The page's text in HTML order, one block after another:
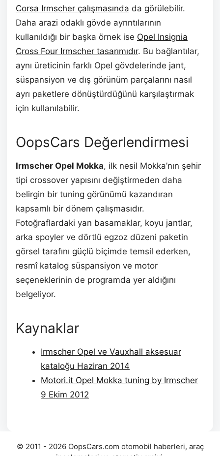
Corsa Irmscher çalışmasında da görülebilir.
Daha arazi odaklı gövde ayrıntılarının
kullanıldığı bir başka örnek ise Opel Insignia
Cross Four Irmscher tasarımıdır. Bu bağlantılar,
aynı üreticinin farklı Opel gövdelerinde jant,
süspansiyon ve dış görünüm parçalarını nasıl
ayrı paketlere dönüştürdüğünü karşılaştırmak
için kullanılabilir.
OopsCars Değerlendirmesi
Irmscher Opel Mokka, ilk nesil Mokka’nın şehir
tipi crossover yapısını değiştirmeden daha
belirgin bir tuning görünümü kazandıran
kapsamlı bir dönem çalışmasıdır.
Fotoğraflardaki yan basamaklar, koyu jantlar,
arka spoyler ve dörtlü egzoz düzeni paketin
görsel tarafını güçlü biçimde temsil ederken,
resmî katalog süspansiyon ve motor
seçeneklerinin de programda yer aldığını
belgeliyor.
Kaynaklar
Irmscher Opel ve Vauxhall aksesuar
kataloğu Haziran 2014
Motori.it Opel Mokka tuning by Irmscher
9 Ekim 2012
© 2011 - 2026 OopsCars.com otomobil haberleri, araç